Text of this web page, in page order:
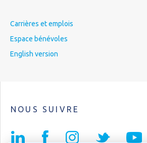
Carrières et emplois
Espace bénévoles
English version
NOUS SUIVRE